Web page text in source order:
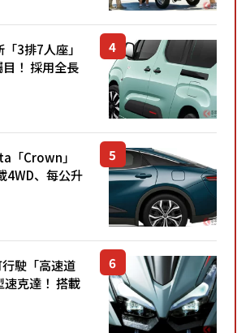
3排7人座」
！ 採用全長
車身尺寸與
「Crown」
4WD、每公升
現超亮眼！
駛「高速道
速克達！ 搭載
輪感」的動